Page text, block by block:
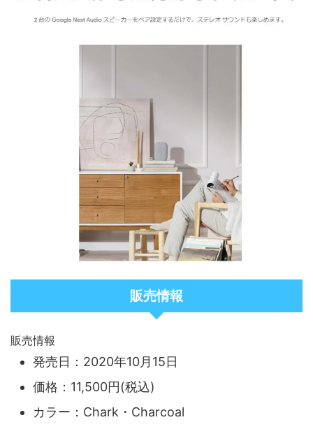
販売情報
販売情報
発売日：2020年10月15日
価格：11,500円(税込)
カラー：Chark・Charcoal